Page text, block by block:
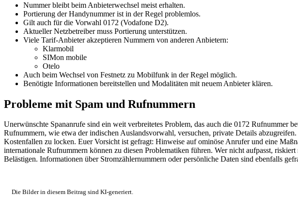
Nummer bleibt beim Anbieterwechsel meist erhalten.
Portierung der Handynummer ist in der Regel problemlos.
Gilt auch für die Vorwahl 0172 (Vodafone D2).
Aktueller Netzbetreiber muss Portierung unterstützen.
Viele Tarif-Anbieter akzeptieren Nummern von anderen Anbietern:
Klarmobil
SIMon mobile
Otelo
Auch beim Wechsel von Festnetz zu Mobilfunk in der Regel möglich.
Benötigte Informationen bereitstellen und Modalitäten mit neuem Anbieter klären.
Probleme mit Spam und Rufnummern
Unerwünschte Spananrufe sind ein weit verbreitetes Problem, das auch die 0172 Rufnummer
Rufnummern, wie etwa der indischen Auslandsvorwahl, versuchen, private Details
Kostenfallen zu locken. Euer Vorsicht ist gefragt: Hinweise auf ominöse Anrufer und eine
internationale Rufnummern können zu diesen Problematiken führen. Wer nicht aufpasst,
Belästigen. Informationen über Stromzählernummern oder persönliche Daten sind ebenfalls
Die Bilder in diesem Beitrag sind KI-generiert.